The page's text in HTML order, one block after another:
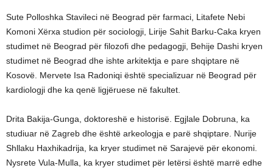
Sute Polloshka Stavileci në Beograd për farmaci, Litafete Nebi
Komoni Xërxa studion për sociologji, Lirije Sahit Barku-Caka kryen
studimet në Beograd për filozofi dhe pedagogji, Behije Dashi kryen
studimet në Beograd dhe ishte arkitektja e pare shqiptare në
Kosovë. Mervete Isa Radoniqi është specializuar në Beograd për
kardiologji dhe ka qenë ligjëruese në fakultet.
Drita Bakija-Gunga, doktoreshë e historisë. Egjlale Dobruna, ka
studiuar në Zagreb dhe është arkeologja e parë shqiptare. Nurije
Shllaku Haxhikadrija, ka kryer studimet në Sarajevë për ekonomi.
Nysrete Vula-Mulla, ka kryer studimet për letërsi është marrë edhe